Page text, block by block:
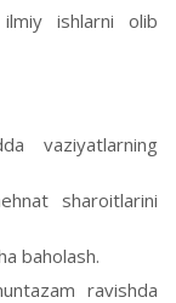
ilmiy ishlarni olib
vaziyatlarning
sharoitlarini
baholash.
ravishda